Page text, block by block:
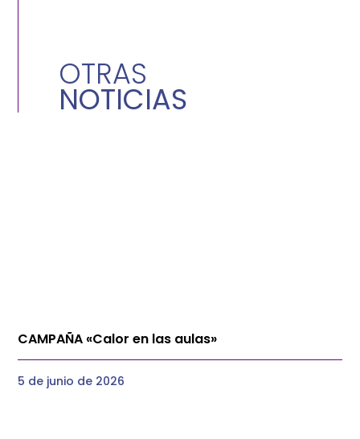
OTRAS
NOTICIAS
CAMPAÑA «Calor en las aulas»
5 de junio de 2026